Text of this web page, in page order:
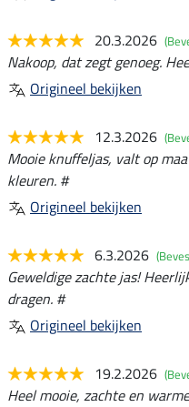
20.3.2026
Nakoop, dat zegt genoeg.
Origineel bekijken
12.3.2026
Mooie knuffeljas, valt op
kleuren. #
Origineel bekijken
6.3.2026
Geweldige zachte jas!
dragen. #
Origineel bekijken
19.2.2026
Heel mooie, zachte en